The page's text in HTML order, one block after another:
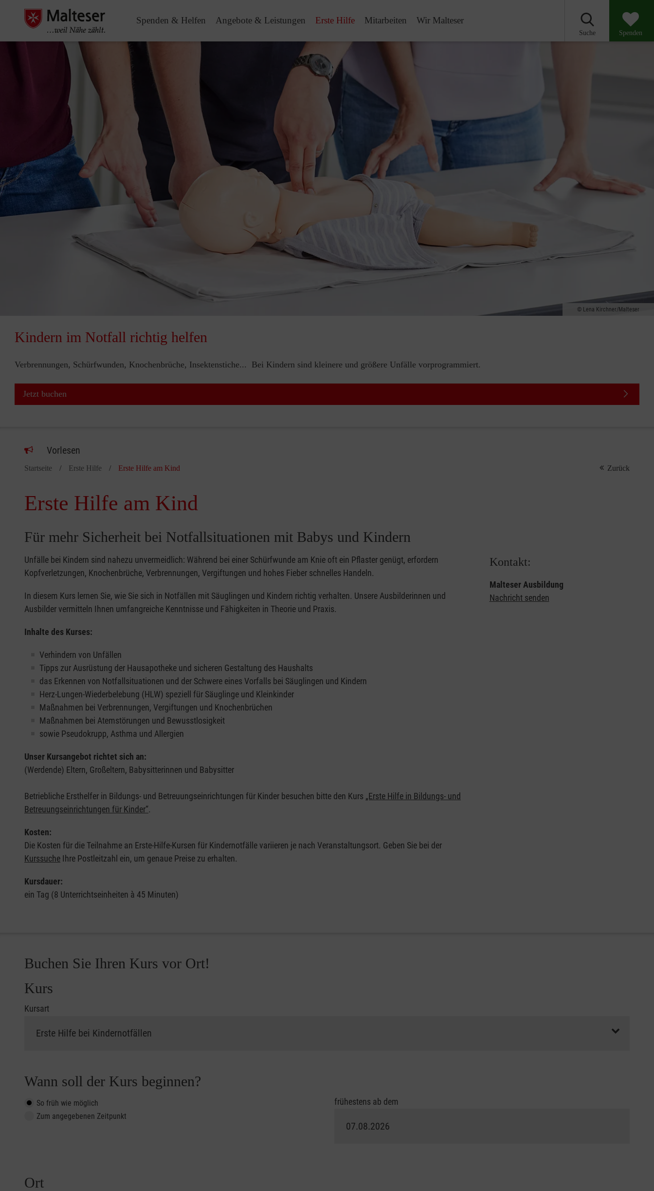
Spenden & Helfen Angebote & Leistungen Erste Hilfe Mitarbeiten Wir Malteser
Suche Spenden
Lena Kirchner/Malteser
Kindern im Notfall richtig helfen
Verbrennungen, Schürfwunden, Knochenbrüche, Insektenstiche... Bei Kindern sind kleinere und größere Unfälle vorprogrammiert.
Jetzt buchen
Vorlesen
Startseite Erste Hilfe Erste Hilfe am Kind Zurück
Erste Hilfe am Kind
Für mehr Sicherheit bei Notfallsituationen mit Babys und Kindern
Unfälle bei Kindern sind nahezu unvermeidlich: Während bei einer Schürfwunde am Knie oft ein Pflaster genügt, erfordern
Kopfverletzungen, Knochenbrüche, Verbrennungen, Vergiftungen und hohes Fieber schnelles Handeln.
In diesem Kurs lernen Sie, wie Sie sich in Notfällen mit Säuglingen und Kindern richtig verhalten. Unsere Ausbilderinnen und
Ausbilder vermitteln Ihnen umfangreiche Kenntnisse und Fähigkeiten in Theorie und Praxis.
Inhalte des Kurses:
Verhindern von Unfällen
Tipps zur Ausrüstung der Hausapotheke und sicheren Gestaltung des Haushalts
das Erkennen von Notfallsituationen und der Schwere eines Vorfalls bei Säuglingen und Kindern
Herz-Lungen-Wiederbelebung (HLW) speziell für Säuglinge und Kleinkinder
Maßnahmen bei Verbrennungen, Vergiftungen und Knochenbrüchen
Maßnahmen bei Atemstörungen und Bewusstlosigkeit
sowie Pseudokrupp, Asthma und Allergien
Unser Kursangebot richtet sich an:
(Werdende) Eltern, Großeltern, Babysitterinnen und Babysitter
Betriebliche Ersthelfer in Bildungs- und Betreuungseinrichtungen für Kinder besuchen bitte den Kurs „Erste Hilfe in Bildungs- und
Betreuungseinrichtungen für Kinder“.
Kosten:
Die Kosten für die Teilnahme an Erste-Hilfe-Kursen für Kindernotfälle variieren je nach Veranstaltungsort. Geben Sie bei der
Kurssuche Ihre Postleitzahl ein, um genaue Preise zu erhalten.
Kursdauer:
ein Tag (8 Unterrichtseinheiten à 45 Minuten)
Kontakt:
Malteser Ausbildung
Nachricht senden
Buchen Sie Ihren Kurs vor Ort!
Kurs
Kursart
Wann soll der Kurs beginnen?
So früh wie möglich
Zum angegebenen Zeitpunkt
frühestens ab dem
Ort